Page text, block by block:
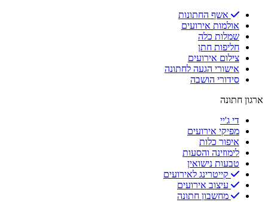
אשף החתונות
אולמות אירועים
שמלות כלה
חליפות חתן
צילום אירועים
אישורי הגעה לחתונה
סידורי הושבה
ארגון חתונה
די ג'יי
מפיקי אירועים
איפור כלות
לימוזינה והסעות
טבעות נישואין
קייטרינג לאירועים
עיצוב אירועים
מחשבון חתונה